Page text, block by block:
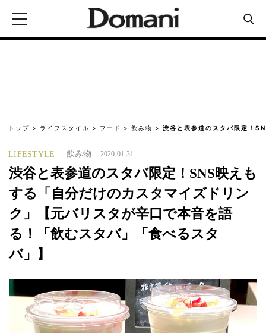
トップ ライフスタイル フード 飲み物 渋谷と表参道のスタバ限定！
LIFESTYLE 飲み物 2020.01.31
渋谷と表参道のスタバ限定！SNS映えも
する「自分だけのカスタマイズドリン
ク」【元バリスタが辛口で本音を語
る！「飲むスタバ」「食べるスタ
バ」】